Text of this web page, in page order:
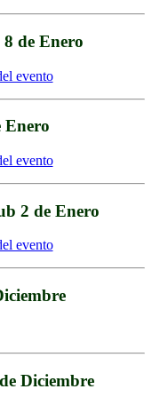
de Enero
evento
evento
2 de Enero
evento
Diciembre